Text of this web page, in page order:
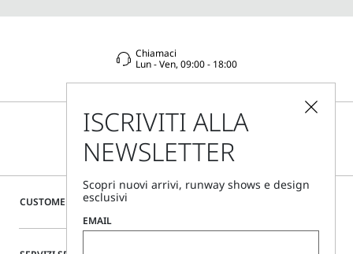
CUSTOMER CARE
Chiamaci
Lun - Ven, 09:00 - 18:00
ISCRIVITI ALLA
NEWSLETTER
Scopri nuovi arrivi, runway shows e design
esclusivi
EMAIL